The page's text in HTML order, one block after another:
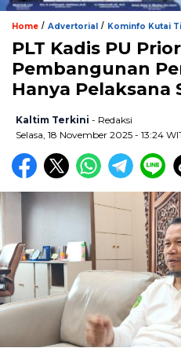
Home / Advertorial / Kominfo Kutai
PLT Kadis PU
Pembangunan
Hanya Pelaksana
Kaltim Terkini - Redaksi
Selasa, 18 November 2025 - 13:24